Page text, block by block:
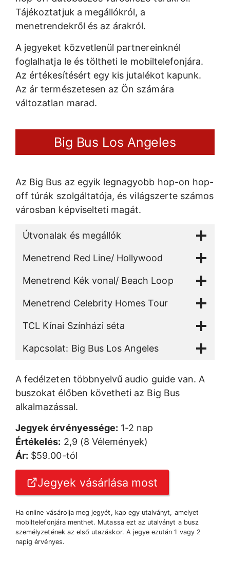
Tájékoztatjuk a megállókról, a
menetrendekről és az árakról.
A jegyeket közvetlenül partnereinknél
foglalhatja le és töltheti le mobiltelefonjára.
Az értékesítésért egy kis jutalékot kapunk.
Az ár természetesen az Ön számára
változatlan marad.
Big Bus Los Angeles
Az Big Bus az egyik legnagyobb hop-on hop-
off túrák szolgáltatója, és világszerte számos
városban képviselteti magát.
Útvonalak és megállók
Menetrend Red Line/ Hollywood
Menetrend Kék vonal/ Beach Loop
Menetrend Celebrity Homes Tour
TCL Kínai Színházi séta
Kapcsolat: Big Bus Los Angeles
A fedélzeten többnyelvű audio guide van. A
buszokat élőben követheti az Big Bus
alkalmazással.
Jegyek érvényessége: 1-2 nap
Értékelés: 2,9 (8 Vélemények)
Ár: $59.00-tól
Jegyek vásárlása most
Ha online vásárolja meg jegyét, kap egy utalványt, amelyet
mobiltelefonjára menthet. Mutassa ezt az utalványt a busz
személyzetének az első utazáskor. A jegye ezután 1 vagy 2
napig érvényes.